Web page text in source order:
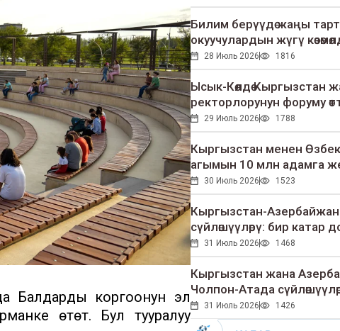
Балдарды коргоонун эл
өтөт. Бул тууралуу
Билим берүүдө жаңы
окуучулардын жүгү
28 Июль 2026 1816
Ысык-Көлдө Кыргызстан
ректорлорунун форуму
29 Июль 2026 1788
Кыргызстан менен
агымын 10 млн адамга
30 Июль 2026 1523
Кыргызстан-
сүйлөшүүлөрү: бир катар
31 Июль 2026 1468
Кыргызстан жана
Чолпон-Атада
31 Июль 2026 1426